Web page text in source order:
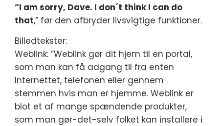
”I am sorry, Dave. I don´t think I can do
that,” før den afbryder livsvigtige funktioner.
Billedtekster:
Weblink: ”Weblink gør dit hjem til en portal,
som man kan få adgang til fra enten
Internettet, telefonen eller gennem
stemmen hvis man er hjemme. Weblink er
blot et af mange spændende produkter,
som man gør-det-selv folket kan installere i